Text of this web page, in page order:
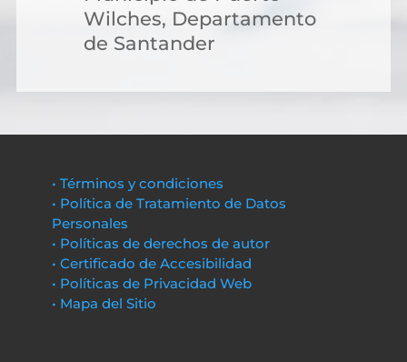
Wilches, Departamento
de Santander
• Términos y condiciones
• Política de Tratamiento de Datos
Personales
• Políticas de derechos de autor
• Certificado de Accesibilidad
• Políticas de Privacidad Web
• Mapa del Sitio